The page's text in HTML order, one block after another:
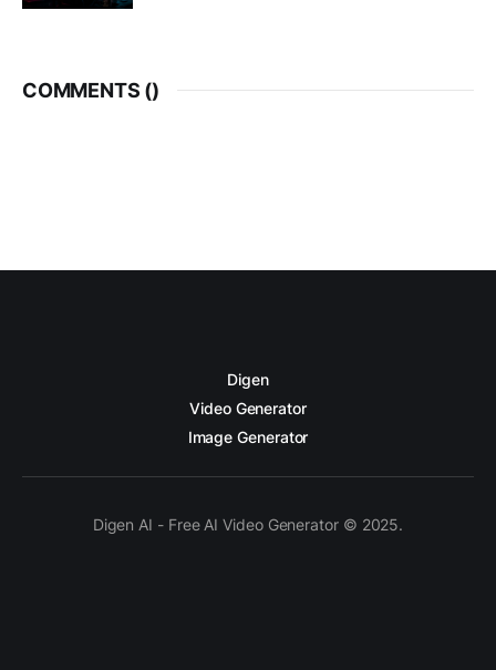
COMMENTS ()
Digen
Video Generator
Image Generator
Digen AI - Free AI Video Generator © 2025.